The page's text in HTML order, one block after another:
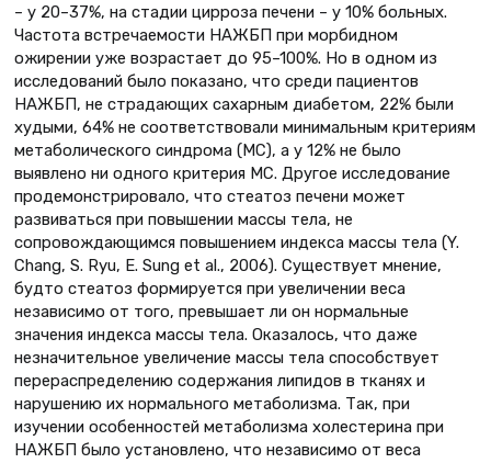
– у 20–37%, на стадии цирроза печени – у 10% больных.
Частота встречаемости НАЖБП при морбидном
ожирении уже возрастает до 95–100%. Но в одном из
исследований было показано, что среди пациентов
НАЖБП, не страдающих сахарным диабетом, 22% были
худыми, 64% не соответствовали минимальным критериям
метаболического синдрома (МС), а у 12% не было
выявлено ни одного критерия МС. Другое исследование
продемонстрировало, что стеатоз печени может
развиваться при повышении массы тела, не
сопровождающимся повышением индекса массы тела (Y.
Chang, S. Ryu, E. Sung et al., 2006). Существует мнение,
будто стеатоз формируется при увеличении веса
независимо от того, превышает ли он нормальные
значения индекса массы тела. Оказалось, что даже
незначительное увеличение массы тела способствует
перераспределению содержания липидов в тканях и
нарушению их нормального метаболизма. Так, при
изучении особенностей метаболизма холестерина при
НАЖБП было установлено, что независимо от веса